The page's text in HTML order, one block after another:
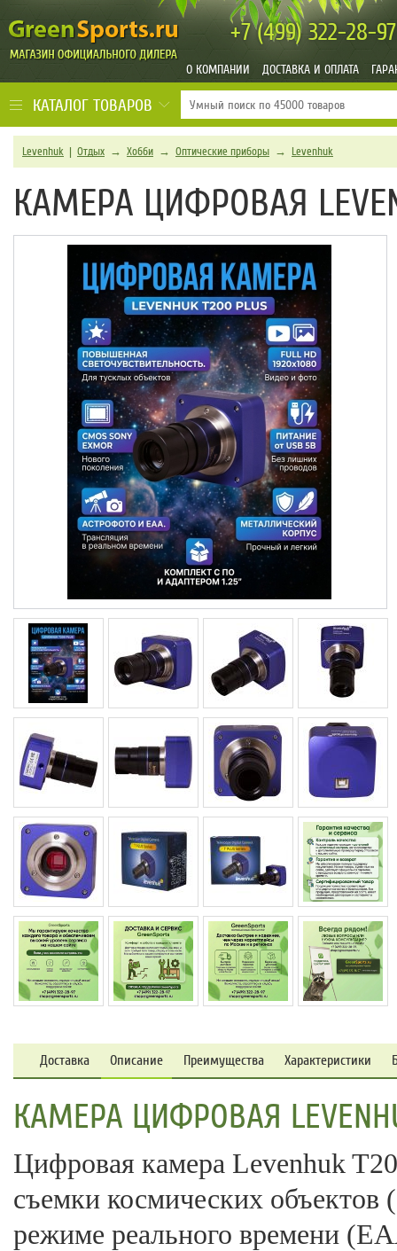
+7 (499)322-28-97
О КОМПАНИИ ДОСТАВКА И ОПЛАТА
КАТАЛОГ ТОВАРОВ
Levenhuk | Отдых → Хобби → Оптические приборы → Levenhuk
КАМЕРА ЦИФРОВАЯ
Доставка Описание Преимущества Характеристики
КАМЕРА ЦИФРОВАЯ
Цифровая камера Levenhuk
съемки космических
режиме реального времени